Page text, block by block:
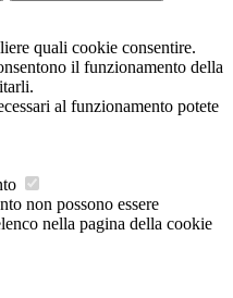
quali cookie consentire.
il funzionamento della
al funzionamento potete
non possono essere
nella pagina della cookie